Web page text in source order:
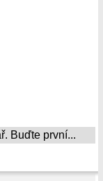
Buďte první...